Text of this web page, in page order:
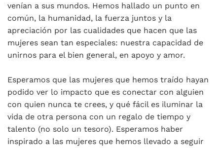
venían a sus mundos. Hemos hallado un punto en
común, la humanidad, la fuerza juntos y la
apreciación por las cualidades que hacen que las
mujeres sean tan especiales: nuestra capacidad de
unirnos para el bien general, en apoyo y amor.
Esperamos que las mujeres que hemos traído hayan
podido ver lo impacto que es conectar con alguien
con quien nunca te crees, y qué fácil es iluminar la
vida de otra persona con un regalo de tiempo y
talento (no solo un tesoro). Esperamos haber
inspirado a las mujeres que hemos llevado a seguir